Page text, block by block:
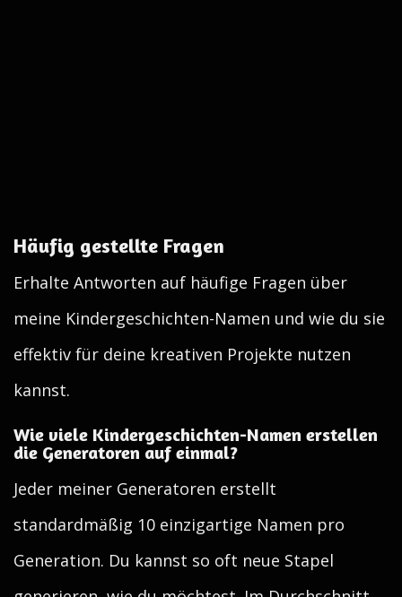
Häufig gestellte Fragen
Erhalte Antworten auf häufige Fragen über
meine Kindergeschichten-Namen und wie du sie
effektiv für deine kreativen Projekte nutzen
kannst.
Wie viele Kindergeschichten-Namen erstellen
die Generatoren auf einmal?
Jeder meiner Generatoren erstellt
standardmäßig 10 einzigartige Namen pro
Generation. Du kannst so oft neue Stapel